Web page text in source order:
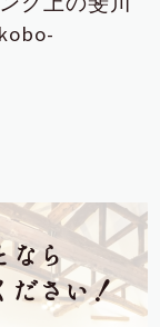
なら
ださい！